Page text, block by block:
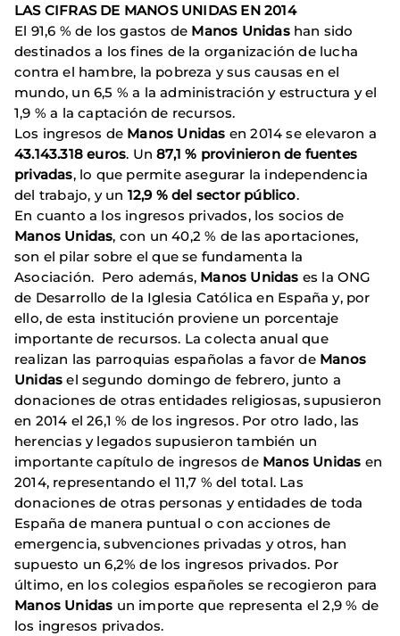
LAS CIFRAS DE MANOS UNIDAS EN 2014
El 91,6 % de los gastos de Manos Unidashan sido
destinados a los fines de la organización de lucha
contra el hambre, la pobreza y sus causas en el
mundo, un 6,5 % a la administración y estructura y el
1,9 % a la captación de recursos.
Los ingresos de Manos Unidas en 2014 se elevaron a
43.143.318 euros. Un 87,1 % provinieron de fuentes
privadas, lo que permite asegurar la independencia
del trabajo, y un 12,9 % del sector público.
En cuanto a los ingresos privados, los socios de
Manos Unidas, con un 40,2 % de las aportaciones,
son el pilar sobre el que se fundamenta la
Asociación. Pero además, Manos Unidas es la ONG
de Desarrollo de la Iglesia Católica en España y, por
ello, de esta institución proviene un porcentaje
importante de recursos. La colecta anual que
realizan las parroquias españolas a favor de Manos
Unidasel segundo domingo de febrero, junto a
donaciones de otras entidades religiosas, supusieron
en 2014 el 26,1 % de los ingresos. Por otro lado, las
herencias y legados supusieron también un
importante capítulo de ingresos de Manos Unidas en
2014, representando el 11,7 % del total. Las
donaciones de otras personas y entidades de toda
España de manera puntual o con acciones de
emergencia, subvenciones privadas y otros, han
supuesto un 6,2% de los ingresos privados. Por
último, en los colegios españoles se recogieron para
Manos Unidas un importe que representa el 2,9 % de
los ingresos privados.